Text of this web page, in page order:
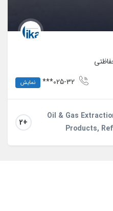
نمایش
Oil & Gas
Products,
+2